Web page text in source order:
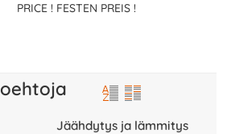
PRICE ! FESTEN PREIS !
Jäähdytys ja lämmitys